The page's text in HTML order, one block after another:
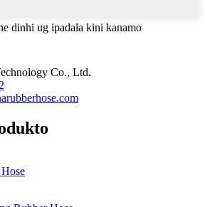
dinhi ug ipadala kini kanamo
Co., Ltd.